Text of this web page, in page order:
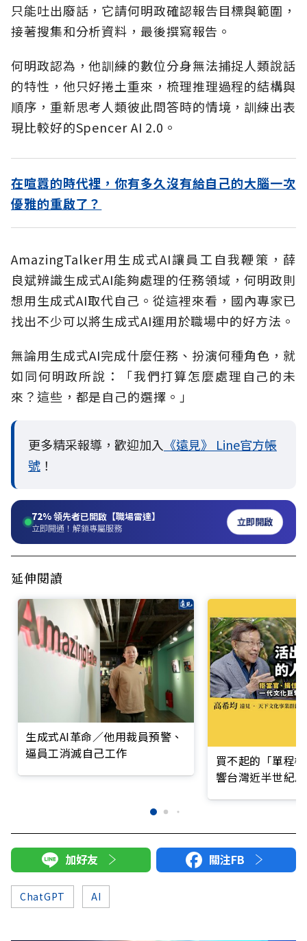
只能吐出廢話，它請何明政確認報告目標與範圍，
接著搜集和分析資料，最後撰寫報告。
何明政認為，他訓練的數位分身無法捕捉人類說話
的特性，他只好捲土重來，梳理推理過程的結構與
順序，重新思考人類彼此問答時的情境，訓練出表
現比較好的Spencer AI 2.0。
在喧囂的時代裡，你有多久沒有給自己的大腦一次
優雅的重啟了？
AmazingTalker用生成式AI讓員工自我鞭策，薛
良斌辨識生成式AI能夠處理的任務領域，何明政則
想用生成式AI取代自己。從這裡來看，國內專家已
找出不少可以將生成式AI運用於職場中的好方法。
無論用生成式AI完成什麼任務、扮演何種角色，就
如同何明政所說：「我們打算怎麼處理自己的未
來？這些，都是自己的選擇。」
更多精采報導，歡迎加入 《遠見》 Line官方帳
號 ！
72%領先者已開啟【職場雷達】
立即開通！解鎖專屬服務 立即開啟
延伸閱讀
生成式AI革命／他用裁員預警、
逼員工消滅自己工作
買不起的「單程
響台灣近半世紀
加好友 關注FB
ChatGPT AI